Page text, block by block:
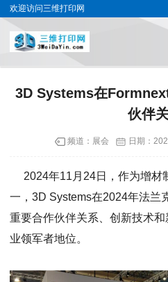
欢迎访问三维打印网
3D Systems在
伙伴
频道： 展会 日期：
2024年11月24日，作为增材
一，3D Systems在2024年法兰
重要合作伙伴关系、创新技术
业领军者地位。